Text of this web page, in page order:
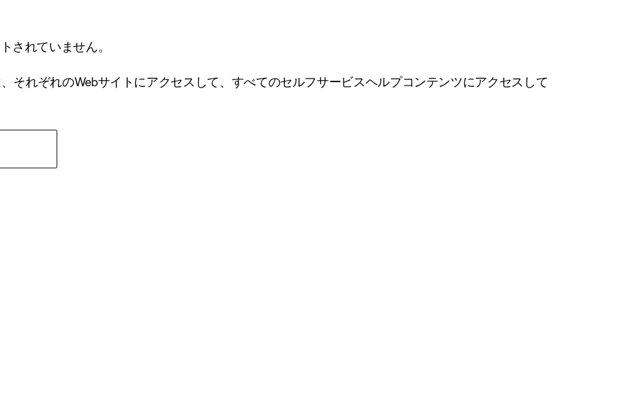
されていません。
それぞれのWebサイトにアクセスして、すべてのセルフサービスヘルプコンテンツにアクセスして